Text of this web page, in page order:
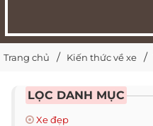
Trang chủ Kiến thức về xe
LỌC DANH MỤC
Xe đẹp